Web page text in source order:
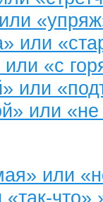
или
«с
или
или «не
или
что»